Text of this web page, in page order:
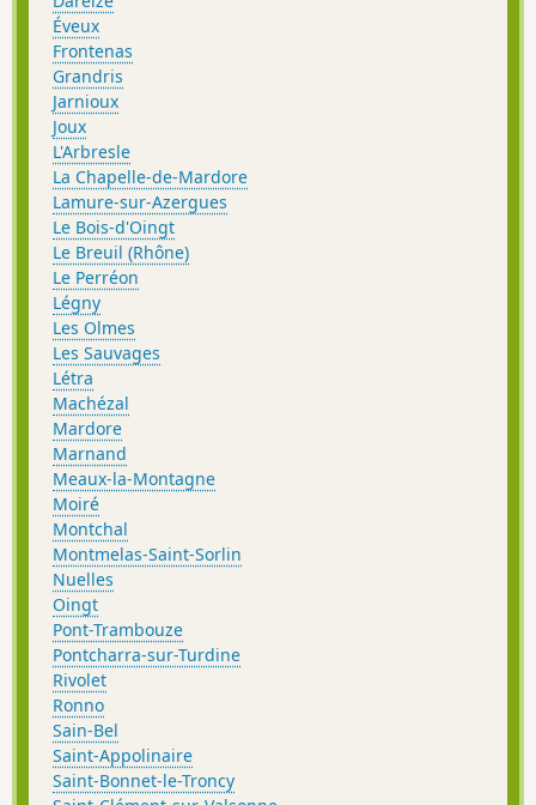
Éveux
Frontenas
Grandris
Jarnioux
Joux
L'Arbresle
La Chapelle-de-Mardore
Lamure-sur-Azergues
Le Bois-d'Oingt
Le Breuil (Rhône)
Le Perréon
Légny
Les Olmes
Les Sauvages
Létra
Machézal
Mardore
Marnand
Meaux-la-Montagne
Moiré
Montchal
Montmelas-Saint-Sorlin
Nuelles
Oingt
Pont-Trambouze
Pontcharra-sur-Turdine
Rivolet
Ronno
Sain-Bel
Saint-Appolinaire
Saint-Bonnet-le-Troncy